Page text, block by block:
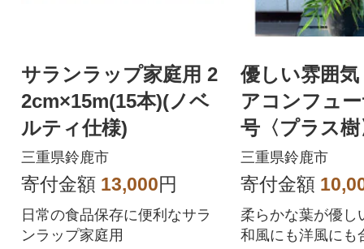
サランラップ家庭用 2
2cm×15m(15本)(ノベ
ルティ仕様)
三重県鈴鹿市
寄付金額 13,000円
日常の食品保存に便利なサラ
ンラップ家庭用
優しい雰囲
アコンフュ
号〈プラス樹
三重県鈴鹿市
寄付金額
柔らかな葉が優し
和風にも洋風にも